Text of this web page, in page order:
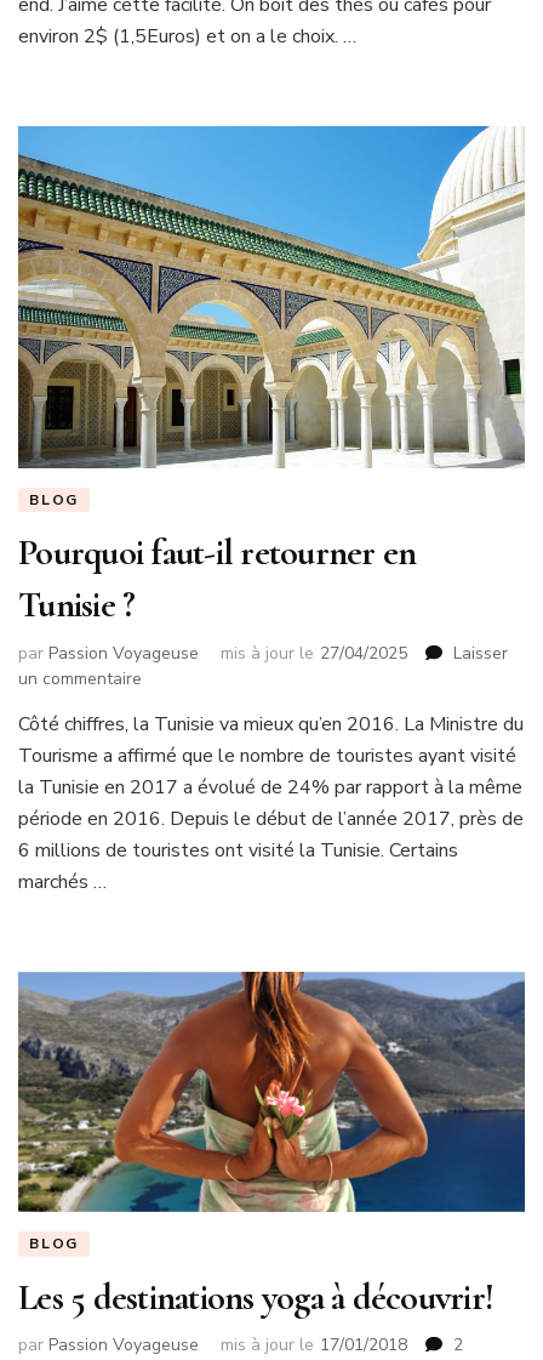
quoi
exactement
environ 2$ (1,5Euros) et on a le choix. …
BLOG
Pourquoi faut-il retourner en
Tunisie ?
par Passion Voyageuse mis à jour le 27/04/2025
Laisser
un commentaire
faut-
il
retourner
Tunisie ?
Côté chiffres, la Tunisie va mieux qu’en 2016. La Ministre du
Tourisme a affirmé que le nombre de touristes ayant visité
la Tunisie en 2017 a évolué de 24% par rapport à la même
période en 2016. Depuis le début de l’année 2017, près de
6 millions de touristes ont visité la Tunisie. Certains
marchés …
BLOG
Les 5 destinations yoga à découvrir!
par Passion Voyageuse mis à jour le 17/01/2018
2